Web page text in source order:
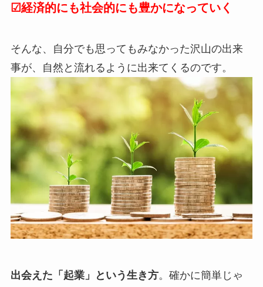
☑経済的にも社会的にも豊かになっていく
そんな、自分でも思ってもみなかった沢山の出来
事が、自然と流れるように出来てくるのです。
出会えた「起業」という生き方。確かに簡単じゃ